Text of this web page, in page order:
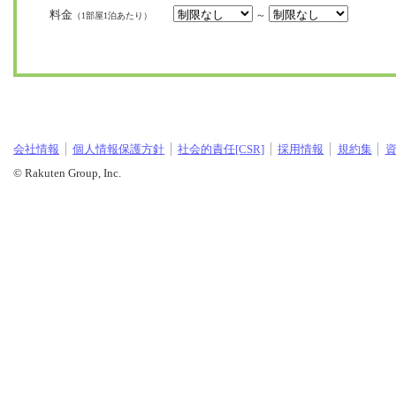
料金 （1部屋1泊あたり） ～
会社情報 個人情報保護方針 社会的責任[CSR] 採用情報 規約集
© Rakuten Group, Inc.